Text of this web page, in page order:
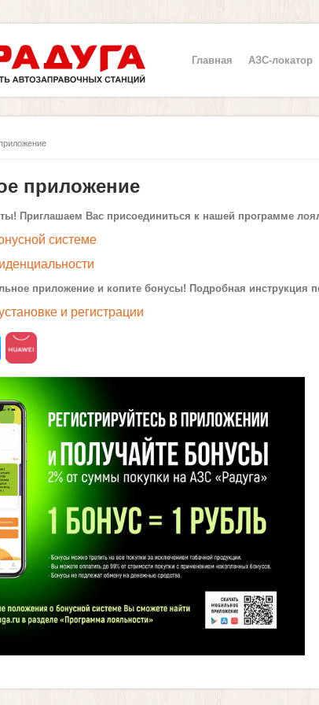
Главная АЗС-локатор
приложение
! Приглашаем Вас присоединиться к нашей программе
системе
приложение и копите бонусы! Подробная инструкция
и регистрации